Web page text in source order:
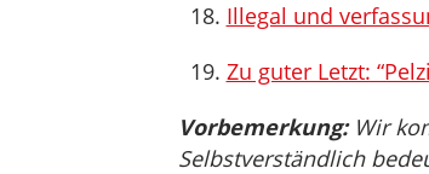
Illegal und
Zu guter Letzt:
Vorbemerkung:Wir
Selbstverständlich